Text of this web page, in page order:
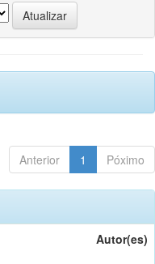
Anterior 1 Póximo
Autor(es)